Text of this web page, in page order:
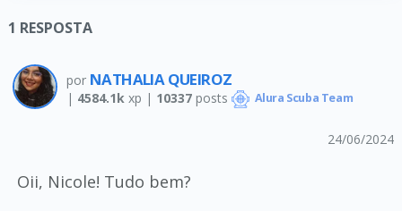
1 RESPOSTA
por NATHALIA QUEIROZ
| 4584.1k xp | 10337posts Alura Scuba Team
24/06/2024
Oii, Nicole! Tudo bem?